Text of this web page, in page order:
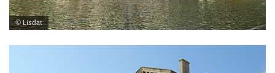
© Lisdat